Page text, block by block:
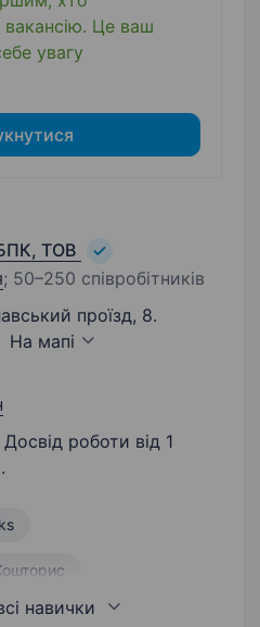
вакансію. Це ваш
увагу
БПК, ТОВ
; 50–250 співробітників
проїзд, 8.
На мапі
роботи від 1
роботи
навички